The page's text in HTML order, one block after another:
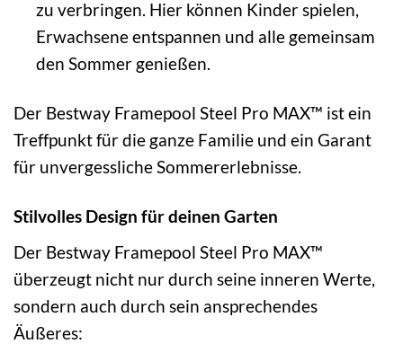
zu verbringen. Hier können Kinder spielen,
Erwachsene entspannen und alle gemeinsam
den Sommer genießen.
Der Bestway Framepool Steel Pro MAX™ ist ein
Treffpunkt für die ganze Familie und ein Garant
für unvergessliche Sommererlebnisse.
Stilvolles Design für deinen Garten
Der Bestway Framepool Steel Pro MAX™
überzeugt nicht nur durch seine inneren Werte,
sondern auch durch sein ansprechendes
Äußeres: